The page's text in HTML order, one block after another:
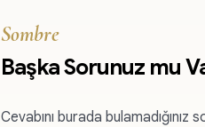
Sombre
Başka Sorunuz mu
Cevabını burada bulamadığınız